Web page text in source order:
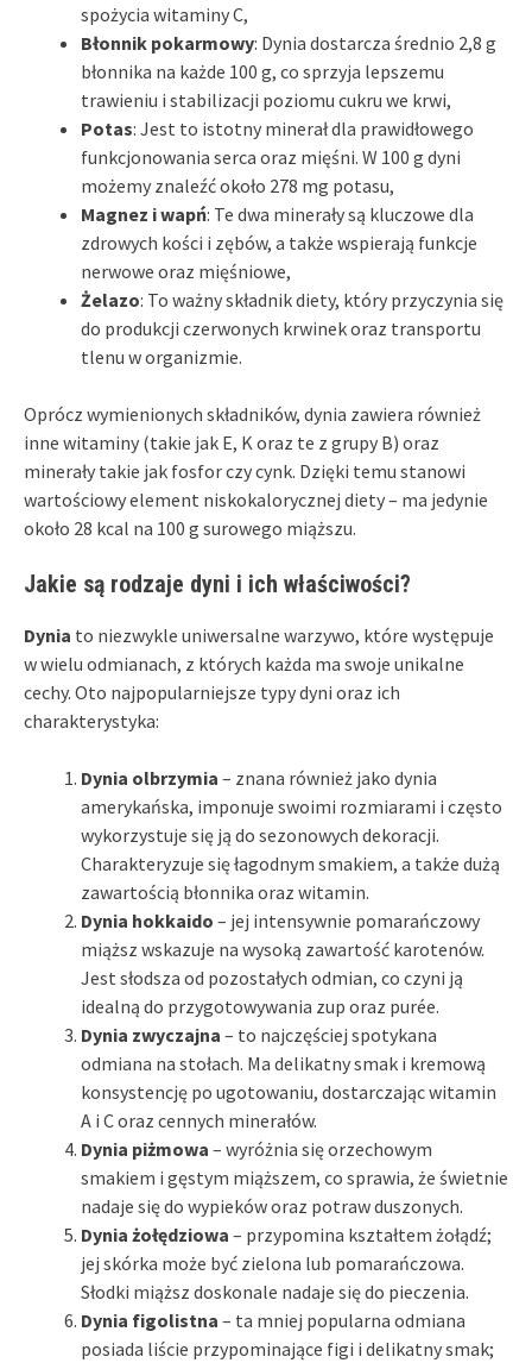
spożycia witaminy C,
Błonnik pokarmowy: Dynia dostarcza średnio 2,8 g
błonnika na każde 100 g, co sprzyja lepszemu
trawieniu i stabilizacji poziomu cukru we krwi,
Potas: Jest to istotny minerał dla prawidłowego
funkcjonowania serca oraz mięśni. W 100 g dyni
możemy znaleźć około 278 mg potasu,
Magnez i wapń: Te dwa minerały są kluczowe dla
zdrowych kości i zębów, a także wspierają funkcje
nerwowe oraz mięśniowe,
Żelazo: To ważny składnik diety, który przyczynia się
do produkcji czerwonych krwinek oraz transportu
tlenu w organizmie.
Oprócz wymienionych składników, dynia zawiera również
inne witaminy (takie jak E, K oraz te z grupy B) oraz
minerały takie jak fosfor czy cynk. Dzięki temu stanowi
wartościowy element niskokalorycznej diety – ma jedynie
około 28 kcal na 100 g surowego miąższu.
Jakie są rodzaje dyni i ich właściwości?
Dynia to niezwykle uniwersalne warzywo, które występuje
w wielu odmianach, z których każda ma swoje unikalne
cechy. Oto najpopularniejsze typy dyni oraz ich
charakterystyka:
Dynia olbrzymia – znana również jako dynia
amerykańska, imponuje swoimi rozmiarami i często
wykorzystuje się ją do sezonowych dekoracji.
Charakteryzuje się łagodnym smakiem, a także dużą
zawartością błonnika oraz witamin.
Dynia hokkaido – jej intensywnie pomarańczowy
miąższ wskazuje na wysoką zawartość karotenów.
Jest słodsza od pozostałych odmian, co czyni ją
idealną do przygotowywania zup oraz purée.
Dynia zwyczajna – to najczęściej spotykana
odmiana na stołach. Ma delikatny smak i kremową
konsystencję po ugotowaniu, dostarczając witamin
A i C oraz cennych minerałów.
Dynia piżmowa – wyróżnia się orzechowym
smakiem i gęstym miąższem, co sprawia, że świetnie
nadaje się do wypieków oraz potraw duszonych.
Dynia żołędziowa – przypomina kształtem żołądź;
jej skórka może być zielona lub pomarańczowa.
Słodki miąższ doskonale nadaje się do pieczenia.
Dynia figolistna – ta mniej popularna odmiana
posiada liście przypominające figi i delikatny smak;